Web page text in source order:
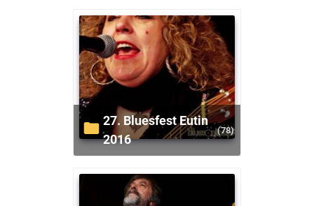
27. Bluesfest Eutin
2016
(78)